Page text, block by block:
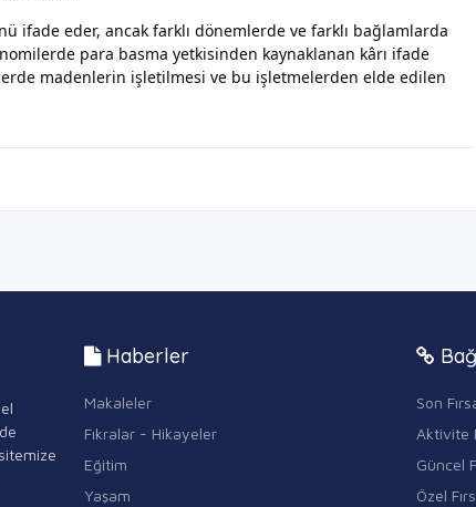
ifade eder, ancak farklı dönemlerde ve farklı bağlamlarda
para basma yetkisinden kaynaklanan kârı ifade
madenlerin işletilmesi ve bu işletmelerden elde edilen
Haberler
Makaleler
Fıkralar - Hikayeler
Eğitim
Yaşam
Son
Aktivite
Güncel
Özel